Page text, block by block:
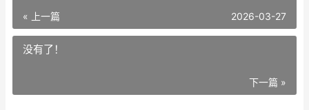
« 上一篇 2026-03-27
没有了！
下一篇 »